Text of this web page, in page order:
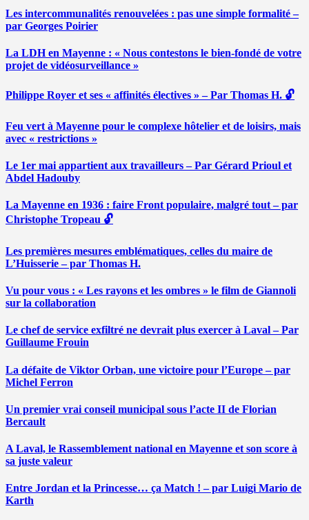
Les intercommunalités renouvelées : pas une simple formalité –
par Georges Poirier
La LDH en Mayenne : « Nous contestons le bien-fondé de votre
projet de vidéosurveillance »
Philippe Royer et ses « affinités électives » – Par Thomas H. 🔓
Feu vert à Mayenne pour le complexe hôtelier et de loisirs, mais
avec « restrictions »
Le 1er mai appartient aux travailleurs – Par Gérard Prioul et
Abdel Hadouby
La Mayenne en 1936 : faire Front populaire, malgré tout – par
Christophe Tropeau 🔓
Les premières mesures emblématiques, celles du maire de
L’Huisserie – par Thomas H.
Vu pour vous : « Les rayons et les ombres » le film de Giannoli
sur la collaboration
Le chef de service exfiltré ne devrait plus exercer à Laval – Par
Guillaume Frouin
La défaite de Viktor Orban, une victoire pour l’Europe – par
Michel Ferron
Un premier vrai conseil municipal sous l’acte II de Florian
Bercault
A Laval, le Rassemblement national en Mayenne et son score à
sa juste valeur
Entre Jordan et la Princesse… ça Match ! – par Luigi Mario de
Karth